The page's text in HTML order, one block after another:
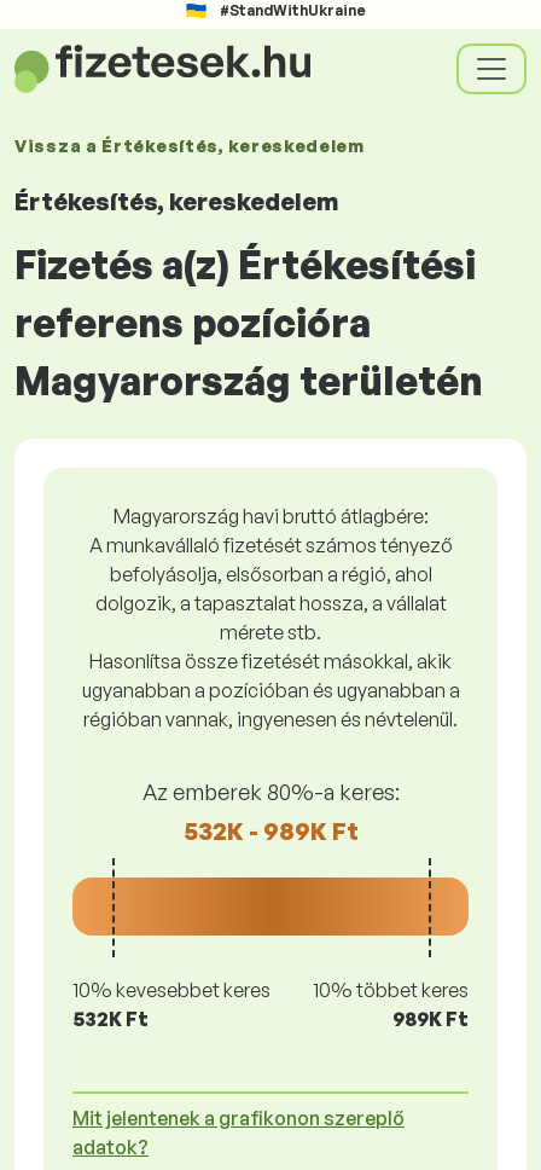
#StandWithUkraine
Vissza a Értékesítés, kereskedelem
Értékesítés, kereskedelem
Fizetés a(z) Értékesítési
referens pozícióra
Magyarország területén
Magyarország havi bruttó átlagbére:
A munkavállaló fizetését számos tényező
befolyásolja, elsősorban a régió, ahol
dolgozik, a tapasztalat hossza, a vállalat
mérete stb.
Hasonlítsa össze fizetését másokkal, akik
ugyanabban a pozícióban és ugyanabban a
régióban vannak, ingyenesen és névtelenül.
Az emberek 80%-a keres:
532K - 989K Ft
10% kevesebbet keres
532K Ft
10% többet keres
989K Ft
Mit jelentenek a grafikonon szereplő
adatok?